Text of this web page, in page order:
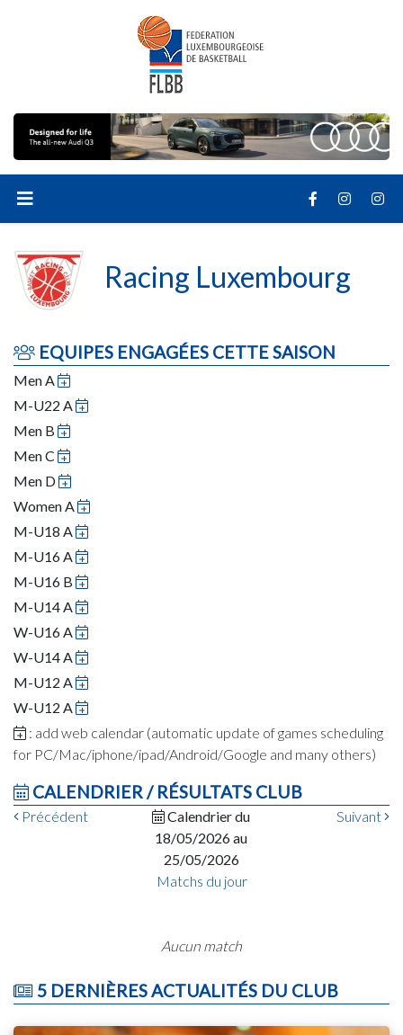
Racing Luxembourg
EQUIPES ENGAGÉES CETTE SAISON
Men A
M-U22 A
Men B
Men C
Men D
Women A
M-U18 A
M-U16 A
M-U16 B
M-U14 A
W-U16 A
W-U14 A
M-U12 A
W-U12 A
: add web calendar (automatic update of games scheduling
for PC/Mac/iphone/ipad/Android/Google and many others)
CALENDRIER / RÉSULTATS CLUB
Précédent
Calendrier du
18/05/2026 au
25/05/2026
Suivant
Matchs du jour
Aucun match
5 DERNIÈRES ACTUALITÉS DU CLUB